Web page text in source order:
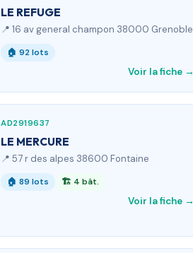
LE REFUGE
📍 16 av general champon 38000 Grenoble
🏠 92 lots
Voir la fiche →
AD2919637
LE MERCURE
📍 57 r des alpes 38600 Fontaine
🏠 89 lots 🏗 4 bât.
Voir la fiche →